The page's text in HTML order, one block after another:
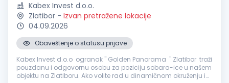
Kabex Invest d.o.o.
Zlatibor - Izvan pretražene lokacije
04.09.2026
Obaveštenje o statusu prijave
Kabex Invest d.o.o ogranak " Golden Panorama " Zlatibor traži
pouzdanu i odgovornu osobu za poziciju sobara-ice u našem
objektu na Zlatiboru. Ako volite rad u dinamičnom okruženju i